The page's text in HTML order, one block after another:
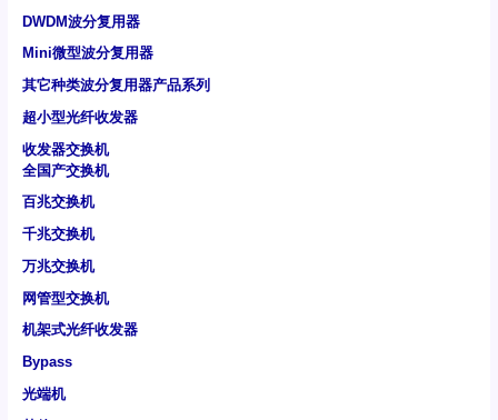
DWDM波分复用器
Mini微型波分复用器
其它种类波分复用器产品系列
超小型光纤收发器
收发器交换机
全国产交换机
百兆交换机
千兆交换机
万兆交换机
网管型交换机
机架式光纤收发器
Bypass
光端机